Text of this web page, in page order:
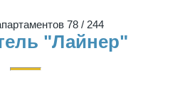
78 / 244
"Лайнер"